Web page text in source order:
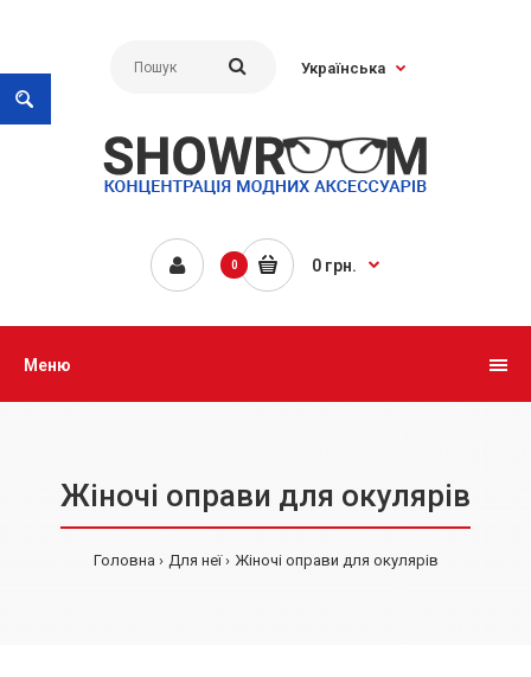
Українська
0 0 грн.
Меню
Жіночi оправи для окулярів
Головна Для неї Жіночi оправи для окулярів